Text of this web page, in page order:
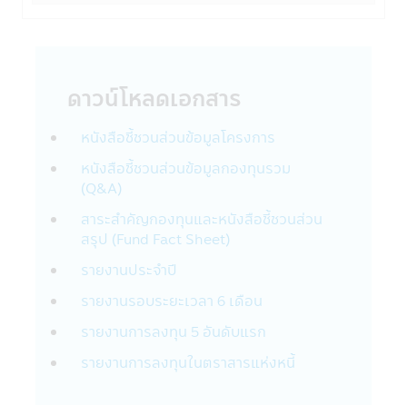
บริการ: บริษัทฯอาจเปิดเผยข้อมูลส่วนบุคคลกับ
สถาบันการเงินอื่นๆ ที่เป็นพันธมิตรเพื่อร่วมกัน
สร้างและเสนอผลิตภัณฑ์ เช่น ธนาคาร
Synchrony ที่เกี่ยวข้องกับบัญชีธนาคารของ
ท่านในกรณีที่ต้องการโอนเงินจากบัญชีของท่าน
หรือเข้าบัญชีของเท่าน สถาบันการเงินเหล่านี้
อาจใช้ข้อมูลนี้เฉพาะเพื่อทำการตลาดและนำ
เสนอผลิตภัณฑ์ที่เกี่ยวข้องกับบริษัทเท่านั้น
• การจัดทำข้อมูลสถิติที่รวบรวมไว้กับบุคคล
ภายนอก รวมถึงธุรกิจอื่นๆ และประชาชนทั่วไป
เว็บไซต์และใช้บริการของบริษัทฯ ข้อมูลนี้จะไม่
ระบุตัวตนของท่านหรือให้ข้อมูลเกี่ยวกับการใช้
เว็บไซต์หรือบริการของท่าน ทั้งนี้บริษัทฯจะไม่
เปิดเผยข้อมูลส่วนบุคคลของท่านกับบุคคล
ดาวน์โหลดเอกสาร
หนังสือชี้ชวนส่วนข้อมูลโครงการ
หนังสือชี้ชวนส่วนข้อมูลกองทุนรวม
(Q&A)
สาระสำคัญกองทุนและหนังสือชี้ชวนส่วน
สรุป (Fund Fact Sheet)
รายงานประจำปี
รายงานรอบระยะเวลา 6 เดือน
รายงานการลงทุน 5 อันดับแรก
รายงานการลงทุนในตราสารแห่งหนี้